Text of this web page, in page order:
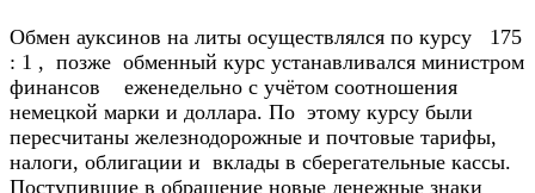
Обмен ауксинов на литы осуществлялся по курсу 175
: 1 , позже обменный курс устанавливался министром
финансов еженедельно с учётом соотношения
немецкой марки и доллара. По этому курсу были
пересчитаны железнодорожные и почтовые тарифы,
налоги, облигации и вклады в сберегательные кассы.
Поступившие в обращение новые денежные знаки